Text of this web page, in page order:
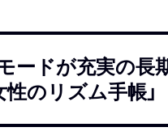
ードが充実の長
性のリズム手帳」